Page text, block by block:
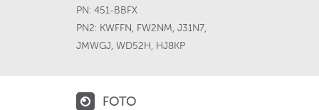
PN: 451-BBFX
PN2: KWFFN, FW2NM, J31N7,
JMWGJ, WD52H, HJ8KP
FOTO